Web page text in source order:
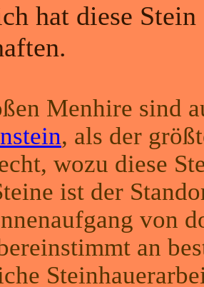
hat diese
Menhire sind
, als der
wozu diese
ist der
von
an